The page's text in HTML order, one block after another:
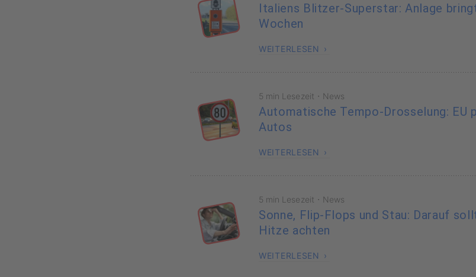
Italiens Blitzer-Superstar: Anlage
Wochen
WEITERLESEN
5 min Lesezeit · News
Automatische Tempo-Drosselung: EU
Autos
WEITERLESEN
5 min Lesezeit · News
Sonne, Flip-Flops und Stau: Darauf
Hitze achten
WEITERLESEN